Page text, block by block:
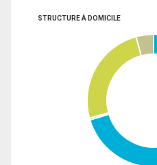
STRUCTURE À DOMICILE